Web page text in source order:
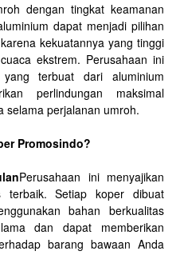
dengan tingkat keamanan
dapat menjadi pilihan
kekuatannya yang tinggi
ekstrem. Perusahaan ini
terbuat dari aluminium
perlindungan maksimal
selama perjalanan umroh.
Promosindo?
Perusahaan ini menyajikan
terbaik. Setiap koper dibuat
bahan berkualitas
dan dapat memberikan
barang bawaan Anda